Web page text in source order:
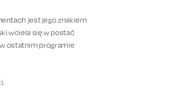
jest jego znakiem
wciela się w postać
ostatnim programie